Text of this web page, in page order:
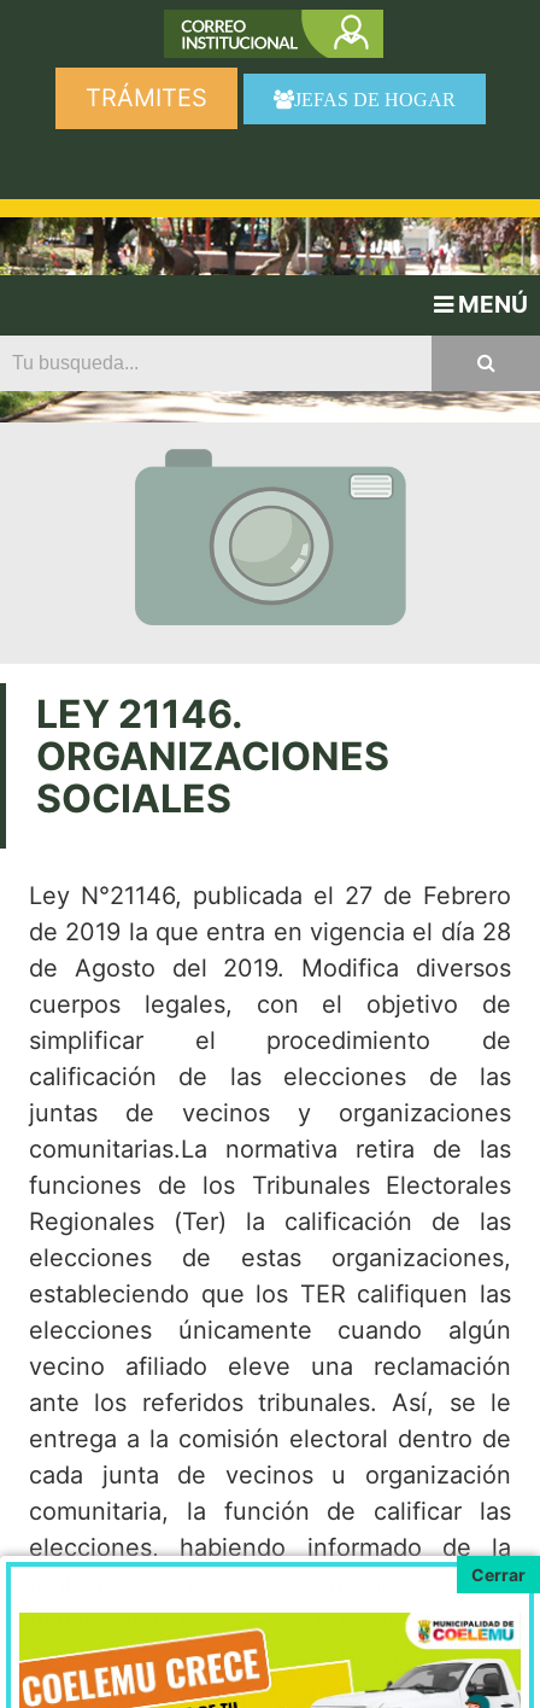
TRÁMITES JEFAS DE HOGAR
MENÚ
LEY 21146.
ORGANIZACIONES
SOCIALES
Ley N°21146, publicada el 27 de Febrero
de 2019 la que entra en vigencia el día 28
de Agosto del 2019. Modifica diversos
cuerpos legales, con el objetivo de
simplificar el procedimiento de
calificación de las elecciones de las
juntas de vecinos y organizaciones
comunitarias.La normativa retira de las
funciones de los Tribunales Electorales
Regionales (Ter) la calificación de las
elecciones de estas organizaciones,
estableciendo que los TER califiquen las
elecciones únicamente cuando algún
vecino afiliado eleve una reclamación
ante los referidos tribunales. Así, se le
entrega a la comisión electoral dentro de
cada junta de vecinos u organización
comunitaria, la función de calificar las
elecciones, habiendo informado de la
realización de las mismas a la
municipalidad correspondiente.
Adicionalmente, se les otorgan nuevas
funciones administrativas a los